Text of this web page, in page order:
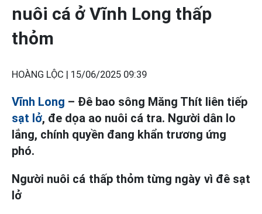
nuôi cá ở Vĩnh Long thấp
thỏm
HOÀNG LỘC | 15/06/2025 09:39
Vĩnh Long – Đê bao sông Măng Thít liên tiếp
sạt lở, đe dọa ao nuôi cá tra. Người dân lo
lắng, chính quyền đang khẩn trương ứng
phó.
Người nuôi cá thấp thỏm từng ngày vì đê sạt
lở